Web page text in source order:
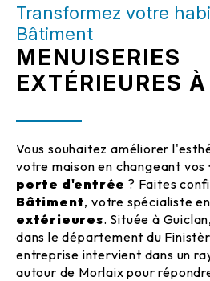
Transformez votre
Bâtiment
MENUISERIES
EXTÉRIEURES
Vous souhaitez améliorer
votre maison en changeant vos
porte d'entrée ? Faites
Bâtiment, votre spécialiste en
extérieures. Située à
dans le département du
entreprise intervient dans un
autour de Morlaix pour